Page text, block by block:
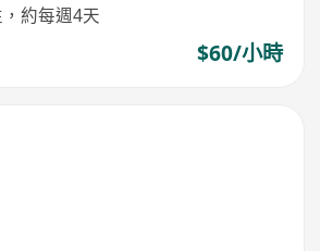
約每週4天
$60/小時